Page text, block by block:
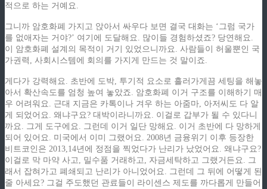
적으로 하는 거예요.
그니까 암호화폐 가지고 앉아서 싸우다 보면 결국 대화는 ‘그럼 국가
를 없애자는 거야?’ 여기에 도달해요. 많이들 경험하셨죠? 당연해요.
이 암호화폐 설계의 목적이 거기 있었으니까요. 사람들이 허울뿐인 국
가권력, 사회시스템에 회의를 가지게 만드는 것 말이죠.
게다가 강력해요. 초반에 도박, 투기적 요소로 흘러가게끔 세팅을 해놓
아서 확산속도를 엄청 높여 놓았죠. 암호화폐 이거 구조를 이해하기 매
우 어려워요. 근대 지금은 카톡이나 겨우 하는 아줌마, 아저씨도 다 알
게 되었어요. 왜냐구요? 대박이라니까요. 이걸로 갑부가 될 수 있다니
까요. 그게 도구에요. 그런데 이거 일단 망해요. 이거 초반에 다 망하게
되어 있어요. 미국에서 이미 그랬어요. 2008년 금융위기 이후 등장한
비트코인은 2013,14년에 정점을 찍었다가 난리가 났었어요. 왜냐구요?
이걸로 막 마약 사고, 밀수품 거래하고, 자금세탁하고 그랬거든요. 그
래서 잡혀가고 폐쇄되고 난리가 아니었어요. 그런데 그 뒤에 어떻게 된
줄 아세요? 그걸 주도했던 관료들이 라이센스 제도를 까다롭게 만들어